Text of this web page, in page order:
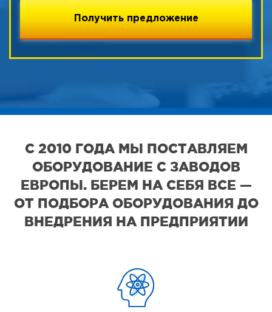
С 2010 ГОДА МЫ ПОСТАВЛЯЕМ
ОБОРУДОВАНИЕ С ЗАВОДОВ
ЕВРОПЫ. БЕРЕМ НА СЕБЯ ВСЕ —
ОТ ПОДБОРА ОБОРУДОВАНИЯ ДО
ВНЕДРЕНИЯ НА ПРЕДПРИЯТИИ